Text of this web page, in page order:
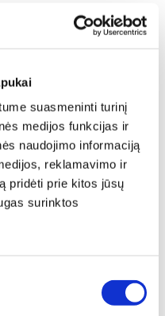
suasmeninti turinį
medijos funkcijas ir
naudojimo informaciją
reklamavimo ir
pridėti prie kitos jūsų
surinktos
lielāku drošību.